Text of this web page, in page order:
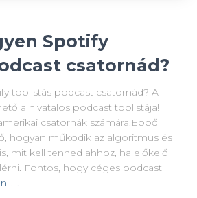
Spotify
csatornád?
toplistás podcast csatornád? A
a hivatalos podcast toplistája!
csatornák számára.Ebből
hogyan működik az algoritmus és
mit kell tenned ahhoz, ha előkelő
Fontos, hogy céges podcast